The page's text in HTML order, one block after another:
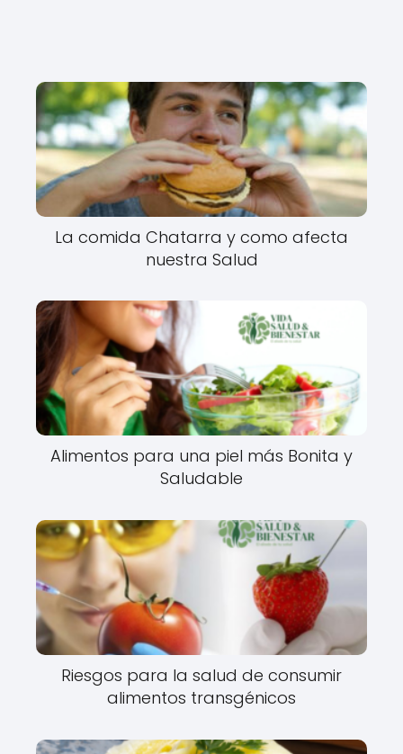
La comida Chatarra y como afecta
nuestra Salud
Alimentos para una piel más Bonita y
Saludable
Riesgos para la salud de consumir
alimentos transgénicos